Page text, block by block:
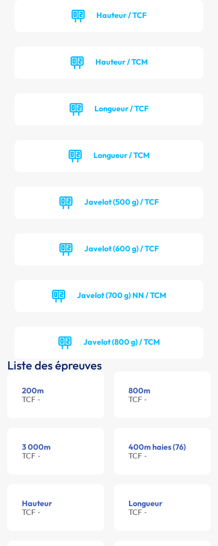
Hauteur / TCF
Hauteur / TCM
Longueur / TCF
Longueur / TCM
Javelot (500 g) / TCF
Javelot (600 g) / TCF
Javelot (700 g) NN / TCM
Javelot (800 g) / TCM
Liste des épreuves
200m
TCF -
800m
TCF -
3 000m
TCF -
400m haies (76)
TCF -
Hauteur
TCF -
Longueur
TCF -